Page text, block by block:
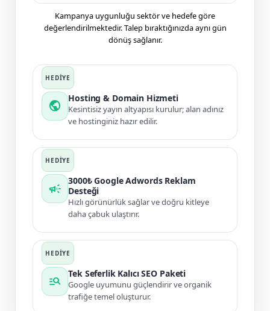
Kampanya uygunluğu sektör ve hedefe göre
değerlendirilmektedir. Talep bıraktığınızda aynı gün
dönüş sağlanır.
public
Hosting & Domain Hizmeti
Kesintisiz yayın altyapısı kurulur; alan adınız
ve hostinginiz hazır edilir.
campaign
3000₺ Google Adwords Reklam
Desteği
Hızlı görünürlük sağlar ve doğru kitleye
daha çabuk ulaştırır.
manage_search
Tek Seferlik Kalıcı SEO Paketi
Google uyumunu güçlendirir ve organik
trafiğe temel oluşturur.